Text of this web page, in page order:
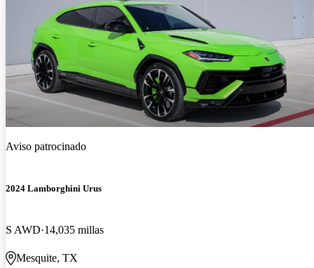
Aviso patrocinado
2024 Lamborghini Urus
S AWD 14,035 millas
Mesquite, TX